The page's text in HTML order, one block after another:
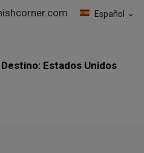
Español expand_more
Destino: Estados Unidos